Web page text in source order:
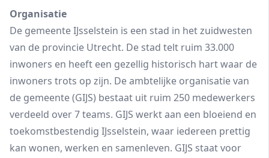
Organisatie
De gemeente IJsselstein is een stad in het zuidwesten
van de provincie Utrecht. De stad telt ruim 33.000
inwoners en heeft een gezellig historisch hart waar de
inwoners trots op zijn. De ambtelijke organisatie van
de gemeente (GIJS) bestaat uit ruim 250 medewerkers
verdeeld over 7 teams. GIJS werkt aan een bloeiend en
toekomstbestendig IJsselstein, waar iedereen prettig
kan wonen, werken en samenleven. GIJS staat voor